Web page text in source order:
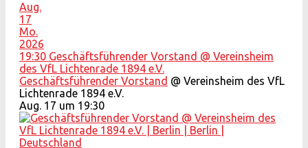
Aug.
17
Mo.
2026
19:30 Geschäftsführender Vorstand @ Vereinsheim
des VfL Lichtenrade 1894 e.V.
Geschäftsführender Vorstand @ Vereinsheim des VfL
Lichtenrade 1894 e.V.
Aug. 17 um 19:30